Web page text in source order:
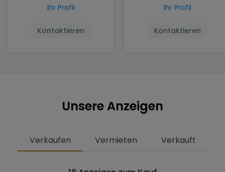
Ihr Profil
Kontaktieren
Ihr Profil
Kontaktieren
Unsere Anzeigen
Verkaufen Vermieten Verkauft